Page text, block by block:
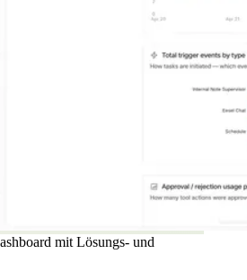
mit Lösungs- und